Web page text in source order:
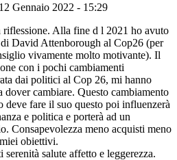
12 Gennaio 2022 - 15:29
riflessione. Alla fine d l 2021 ho avuto
David Attenborough al Cop26 (per
vivamente molto motivante). Il
con i pochi cambiamenti
dai politici al Cop 26, mi hanno
cambiare. Questo cambiamento
deve fare il suo questo poi influenzerà
e politica e porterà ad un
Consapevolezza meno acquisti meno
obiettivi.
serenità salute affetto e leggerezza.